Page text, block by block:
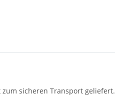
sicheren Transport geliefert.